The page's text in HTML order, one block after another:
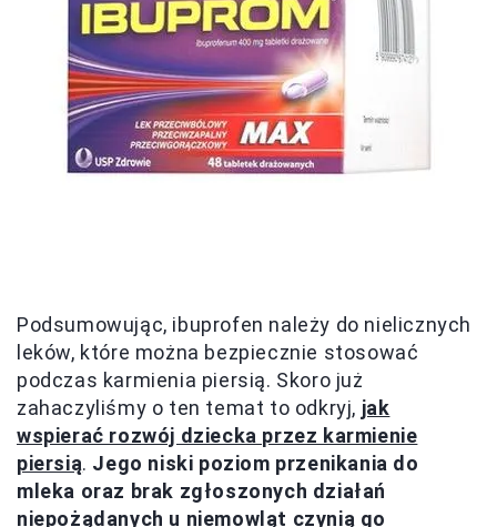
Podsumowując, ibuprofen należy do nielicznych
leków, które można bezpiecznie stosować
podczas karmienia piersią. Skoro już
zahaczyliśmy o ten temat to odkryj, jak
wspierać rozwój dziecka przez karmienie
piersią. Jego niski poziom przenikania do
mleka oraz brak zgłoszonych działań
niepożądanych u niemowląt czynią go